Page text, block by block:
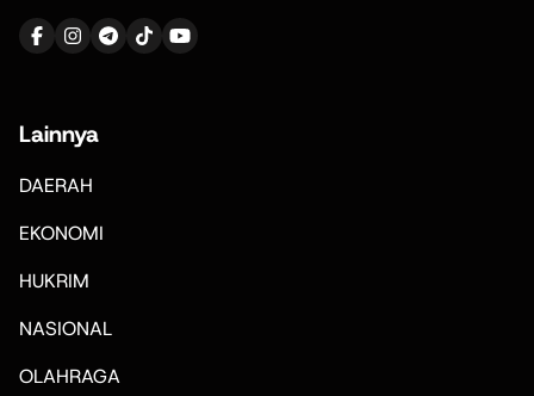
Lainnya
DAERAH
EKONOMI
HUKRIM
NASIONAL
OLAHRAGA